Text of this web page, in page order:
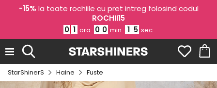
-15% la toate rochiile cu pret intreg folosind codul
ROCHII15
0 1 ora 0 0 min 1 4 sec
StarShinerS Haine Fuste